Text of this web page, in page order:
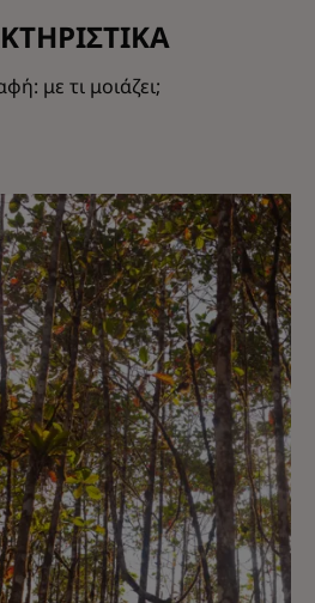
με τι μοιάζει;